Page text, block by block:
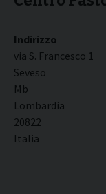
Indirizzo
via S. Francesco 1
Seveso
Mb
Lombardia
20822
Italia